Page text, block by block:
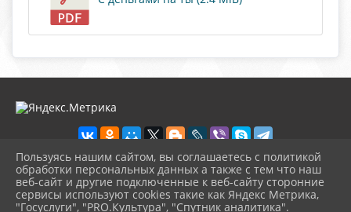
2026 г. novosb.sherbok.ru
Вход
Пользуясь нашим сайтом, вы соглашаетесь с политикой
обработки персональных данных а также с тем что наш
веб-сайт и другие подключенные к веб-сайту сторонние
сервисы используют cookies такие как Яндекс Метрика,
"Госуслуги", "PRO.Культура", "Спутник аналитика".